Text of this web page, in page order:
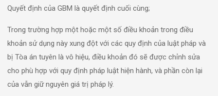
Quyết định của GBM là quyết định cuối cùng;
Trong trường hợp một hoặc một số điều khoản trong điều
khoản sử dụng này xung đột với các quy định của luật pháp và
bị Tòa án tuyên là vô hiệu, điều khoản đó sẽ được chỉnh sửa
cho phù hợp với quy định pháp luật hiện hành, và phần còn lại
của vẫn giữ nguyên giá trị pháp lý.